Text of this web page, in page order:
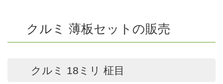
クルミ 薄板セットの販売
クルミ 18ミリ 柾目